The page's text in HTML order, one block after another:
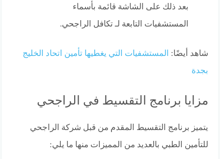
بعد ذلك على الشاشة قائمة بأسماء
المستشفيات التابعة لـ تكافل الراجحي.
شاهد أيضًا: المستشفيات التي يغطيها تأمين اتحاد الخليج
بجدة
مزايا برنامج التقسيط في الراجحي
يتميز برنامج التقسيط المقدم من قبل شركة الراجحي
للتأمين الطبي بالعديد من المميزات منها ما يلي: